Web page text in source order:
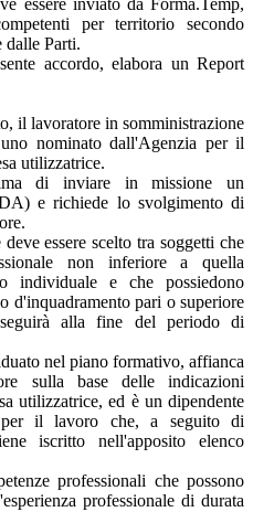
per territorio secondo
dalle Parti.
accordo, elabora un Report
il lavoratore in somministrazione
nominato dall'Agenzia per il
utilizzatrice.
di inviare in missione un
e richiede lo svolgimento di
essere scelto tra soggetti che
non inferiore a quella
individuale e che possiedono
d'inquadramento pari o superiore
alla fine del periodo di
nel piano formativo, affianca
sulla base delle indicazioni
utilizzatrice, ed è un dipendente
il lavoro che, a seguito di
iscritto nell'apposito elenco
professionali che possono
professionale di durata